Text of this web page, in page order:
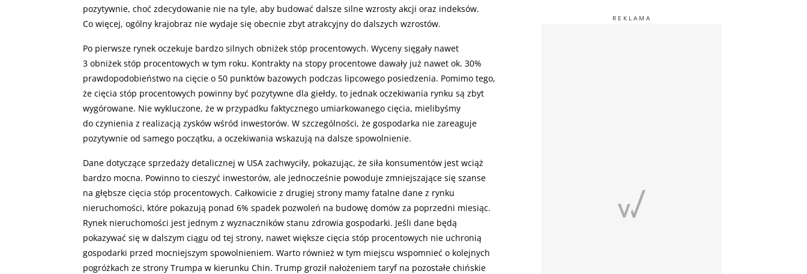
pozytywnie, choć zdecydowanie nie na tyle, aby budować dalsze silne wzrosty akcji oraz indeksów.
Co więcej, ogólny krajobraz nie wydaje się obecnie zbyt atrakcyjny do dalszych wzrostów.
Po pierwsze rynek oczekuje bardzo silnych obniżek stóp procentowych. Wyceny sięgały nawet
3 obniżek stóp procentowych w tym roku. Kontrakty na stopy procentowe dawały już nawet ok. 30%
prawdopodobieństwo na cięcie o 50 punktów bazowych podczas lipcowego posiedzenia. Pomimo tego,
że cięcia stóp procentowych powinny być pozytywne dla giełdy, to jednak oczekiwania rynku są zbyt
wygórowane. Nie wykluczone, że w przypadku faktycznego umiarkowanego cięcia, mielibyśmy
do czynienia z realizacją zysków wśród inwestorów. W szczególności, że gospodarka nie zareaguje
pozytywnie od samego początku, a oczekiwania wskazują na dalsze spowolnienie.
Dane dotyczące sprzedaży detalicznej w USA zachwyciły, pokazując, że siła konsumentów jest wciąż
bardzo mocna. Powinno to cieszyć inwestorów, ale jednocześnie powoduje zmniejszające się szanse
na głębsze cięcia stóp procentowych. Całkowicie z drugiej strony mamy fatalne dane z rynku
nieruchomości, które pokazują ponad 6% spadek pozwoleń na budowę domów za poprzedni miesiąc.
Rynek nieruchomości jest jednym z wyznaczników stanu zdrowia gospodarki. Jeśli dane będą
pokazywać się w dalszym ciągu od tej strony, nawet większe cięcia stóp procentowych nie uchronią
gospodarki przed mocniejszym spowolnieniem. Warto również w tym miejscu wspomnieć o kolejnych
pogróżkach ze strony Trumpa w kierunku Chin. Trump groził nałożeniem taryf na pozostałe chińskie